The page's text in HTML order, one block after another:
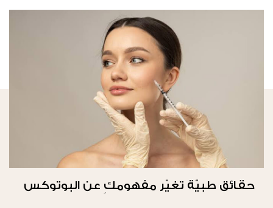
حقائق طبيّة تغيّر مفهومكِ عن البوتوكس